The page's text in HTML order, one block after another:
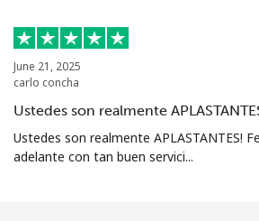
June 21, 2025
carlo concha
Ustedes son realmente
Ustedes son realmente APLASTANTES!
adelante con tan buen servici...